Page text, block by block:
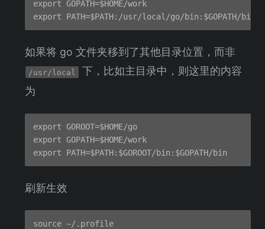
export GOPATH=$HOME/work
如果将 go 文件夹移到了其他目录位置，而非
/usr/local
下，比如主目录中，则这里的内容
为
export GOROOT=$HOME/go
export GOPATH=$HOME/work
刷新生效
source ~/.profile